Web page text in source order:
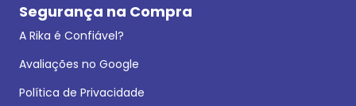
Segurança na Compra
A Rika é Confiável?
Avaliações no Google
Política de Privacidade